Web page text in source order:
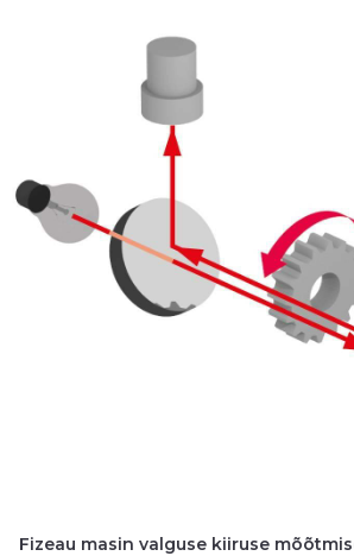
Fizeau masin valguse kiiruse